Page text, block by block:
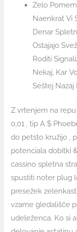
Zelo
Naenkrat Vi
Denar
Ostajajo
Roditi
Nekaj, Kar
Seštej Nazaj
Z vrtenjem na
0,01 , tip A $
do petsto kružijo ,
potenciala dobitki
cassino spletna
spustiti noter plug
presežek
vzame gledališče
udeleženca. Ko si